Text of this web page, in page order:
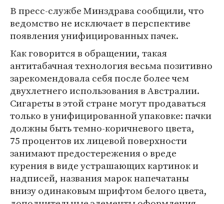
В пресс-службе Минздрава сообщили, что
ведомство не исключает в перспективе
появления унифицированных пачек.
Как говорится в обращении, такая
антитабачная технология весьма позитивно
зарекомендовала себя после более чем
двухлетнего использования в Австралии.
Сигареты в этой стране могут продаваться
только в унифицированной упаковке: пачки
должны быть темно-коричневого цвета,
75 процентов их лицевой поверхности
занимают предостережения о вреде
курения в виде устрашающих картинок и
надписей, названия марок напечатаны
внизу одинаковым шрифтом белого цвета,